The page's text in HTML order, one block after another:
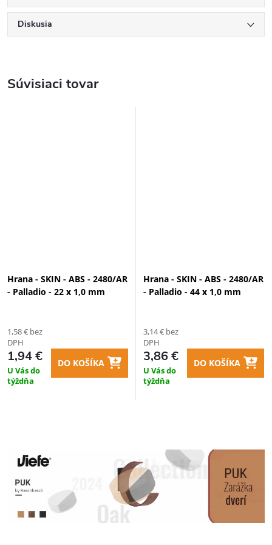
Diskusia
Súvisiaci tovar
Hrana - SKIN - ABS - 2480/AR
- Palladio - 22 x 1,0 mm
1,58 € bez
DPH
1,94 €
U Vás do
týždňa
DO KOŠÍKA
Hrana - SKIN - ABS - 2480/AR
- Palladio - 44 x 1,0 mm
3,14 € bez
DPH
3,86 €
U Vás do
týždňa
DO KOŠÍKA